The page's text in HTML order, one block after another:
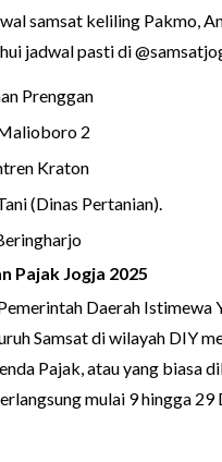
samsat keliling Pakmo,
jadwal pasti di
Prenggan
2
Kraton
(Dinas Pertanian).
Pajak Jogja 2025
Daerah Istimewa
Samsat di wilayah DIY
Pajak, atau yang biasa
mulai 9 hingga 29